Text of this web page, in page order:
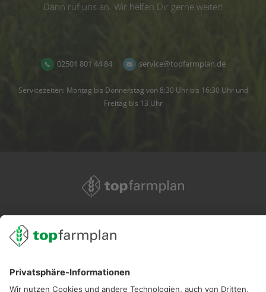
Dann ruf uns an. Wir helfen Dir gerne weiter!
02501 801 44 84 service@topfarmplan.de
Servicezeiten: Montag bis Donnerstag von 8:30 Uhr bis 16:30 Uhr und
Freitag bis 13 Uhr
service@topfarmplan.de
Sei immer auf dem Laufenden!